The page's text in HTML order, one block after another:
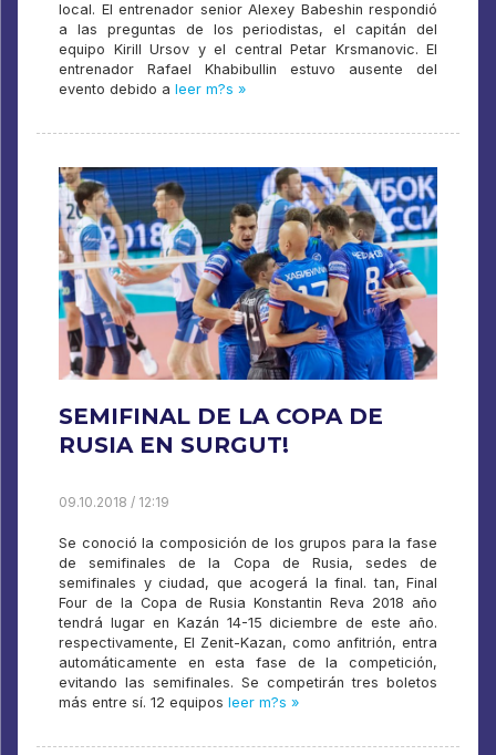
local. El entrenador senior Alexey Babeshin respondió
a las preguntas de los periodistas, el capitán del
equipo Kirill Ursov y el central Petar Krsmanovic. El
entrenador Rafael Khabibullin estuvo ausente del
evento debido a leer m?s »
SEMIFINAL DE LA COPA DE
RUSIA EN SURGUT!
09.10.2018 / 12:19
Se conoció la composición de los grupos para la fase
de semifinales de la Copa de Rusia, sedes de
semifinales y ciudad, que acogerá la final. tan, Final
Four de la Copa de Rusia Konstantin Reva 2018 año
tendrá lugar en Kazán 14-15 diciembre de este año.
respectivamente, El Zenit-Kazan, como anfitrión, entra
automáticamente en esta fase de la competición,
evitando las semifinales. Se competirán tres boletos
más entre sí. 12 equipos leer m?s »